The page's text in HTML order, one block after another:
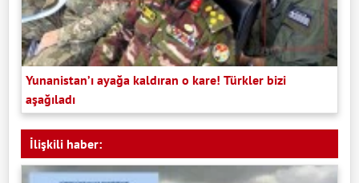
Yunanistan’ı ayağa kaldıran o kare! Türkler bizi
aşağıladı
İlişkili haber: